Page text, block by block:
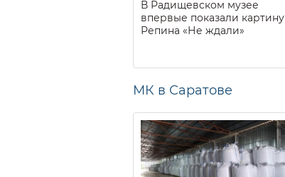
В Радищевском музее
впервые показали картину
Репина «Не ждали»
МК в Саратове